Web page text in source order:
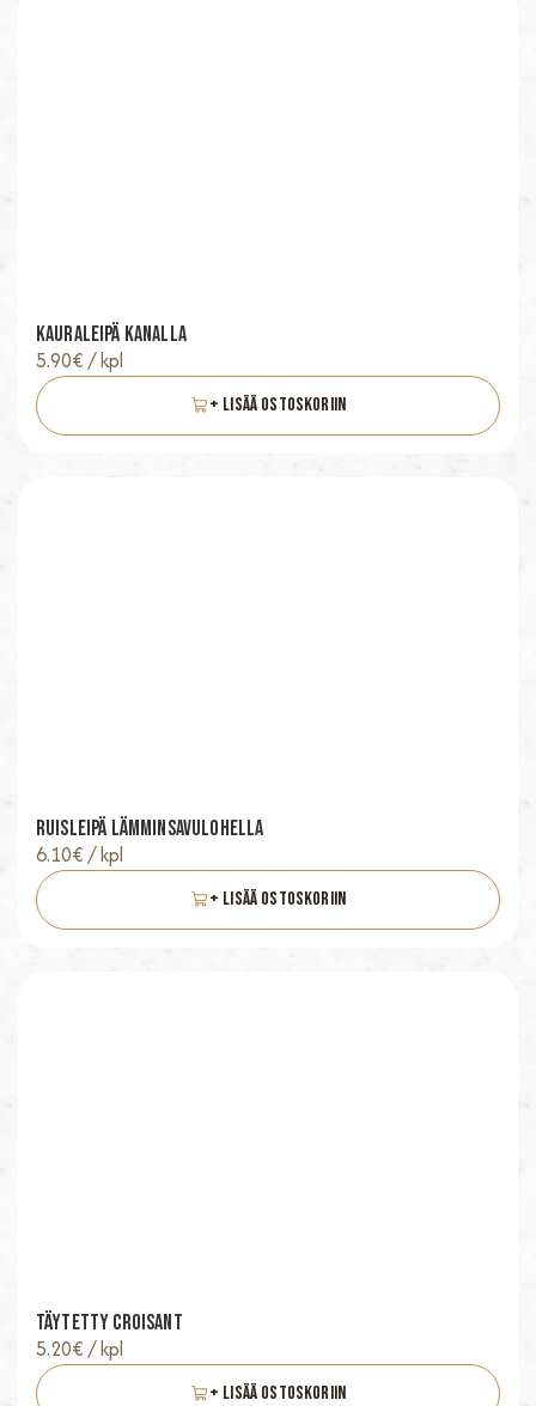
Kauraleipä Kanalla
5.90€ / kpl
+ Lisää Ostoskoriin
Ruisleipä Lämminsavulohella
6.10€ / kpl
+ Lisää Ostoskoriin
Täytetty Croisant
5.20€ / kpl
+ Lisää Ostoskoriin